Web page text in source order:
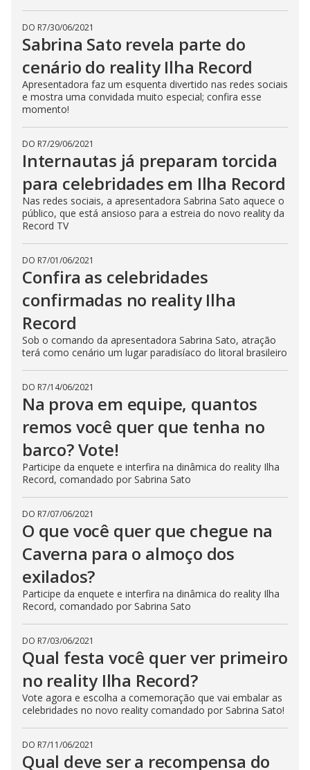
DO R7/30/06/2021
Sabrina Sato revela parte do
cenário do reality Ilha Record
Apresentadora faz um esquenta divertido nas redes sociais
e mostra uma convidada muito especial; confira esse
momento!
DO R7/29/06/2021
Internautas já preparam torcida
para celebridades em Ilha Record
Nas redes sociais, a apresentadora Sabrina Sato aquece o
público, que está ansioso para a estreia do novo reality da
Record TV
DO R7/01/06/2021
Confira as celebridades
confirmadas no reality Ilha
Record
Sob o comando da apresentadora Sabrina Sato, atração
terá como cenário um lugar paradisíaco do litoral brasileiro
DO R7/14/06/2021
Na prova em equipe, quantos
remos você quer que tenha no
barco? Vote!
Participe da enquete e interfira na dinâmica do reality Ilha
Record, comandado por Sabrina Sato
DO R7/07/06/2021
O que você quer que chegue na
Caverna para o almoço dos
exilados?
Participe da enquete e interfira na dinâmica do reality Ilha
Record, comandado por Sabrina Sato
DO R7/03/06/2021
Qual festa você quer ver primeiro
no reality Ilha Record?
Vote agora e escolha a comemoração que vai embalar as
celebridades no novo reality comandado por Sabrina Sato!
DO R7/11/06/2021
Qual deve ser a recompensa do